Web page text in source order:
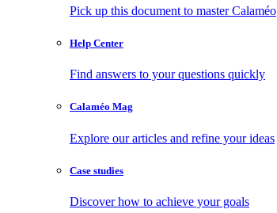
Pick up this document to master Calaméo
Help Center
Find answers to your questions quickly
Calaméo Mag
Explore our articles and refine your ideas
Case studies
Discover how to achieve your goals